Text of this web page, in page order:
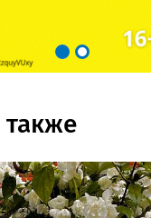
также